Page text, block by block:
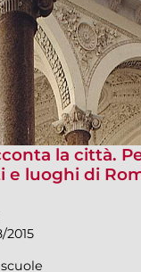
la città.
luoghi di
2015